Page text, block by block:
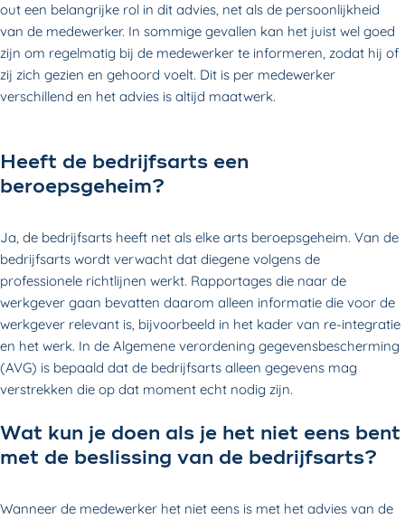
out een belangrijke rol in dit advies, net als de persoonlijkheid
van de medewerker. In sommige gevallen kan het juist wel goed
zijn om regelmatig bij de medewerker te informeren, zodat hij of
zij zich gezien en gehoord voelt. Dit is per medewerker
verschillend en het advies is altijd maatwerk.
Heeft de bedrijfsarts een
beroepsgeheim?
Ja, de bedrijfsarts heeft net als elke arts beroepsgeheim. Van de
bedrijfsarts wordt verwacht dat diegene volgens de
professionele richtlijnen werkt. Rapportages die naar de
werkgever gaan bevatten daarom alleen informatie die voor de
werkgever relevant is, bijvoorbeeld in het kader van re-integratie
en het werk. In de Algemene verordening gegevensbescherming
(AVG) is bepaald dat de bedrijfsarts alleen gegevens mag
verstrekken die op dat moment echt nodig zijn.
Wat kun je doen als je het niet eens bent
met de beslissing van de bedrijfsarts?
Wanneer de medewerker het niet eens is met het advies van de